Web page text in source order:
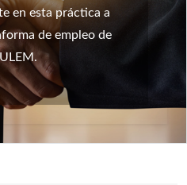
en esta práctica a
de empleo de